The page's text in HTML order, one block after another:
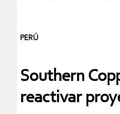
PERÚ
Southern
reactivar